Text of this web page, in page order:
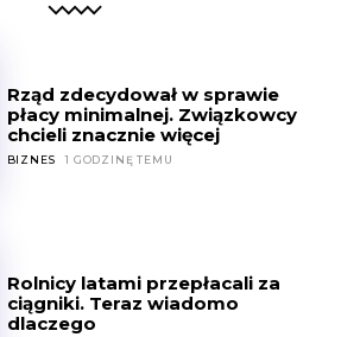
Rząd zdecydował w sprawie
płacy minimalnej. Związkowcy
chcieli znacznie więcej
BIZNES 1 GODZINĘ TEMU
Rolnicy latami przepłacali za
ciągniki. Teraz wiadomo
dlaczego